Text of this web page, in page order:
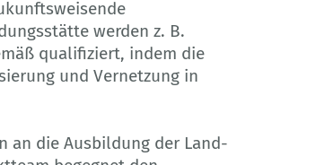
werden z. B.
qualifiziert, indem die
und Vernetzung in
an die Ausbildung der Land-